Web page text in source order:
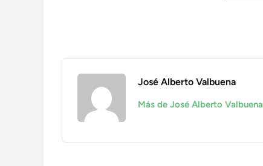
José Alberto Valbuena
Más de José Alberto Valbuena